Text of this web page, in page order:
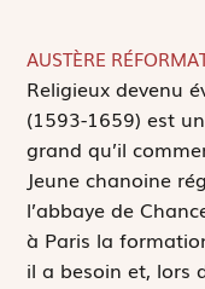
AUSTÈRE
Religieux devenu
(1593-1659) est
grand qu’il
Jeune chanoine
l’abbaye de
à Paris la
il a besoin et, lors